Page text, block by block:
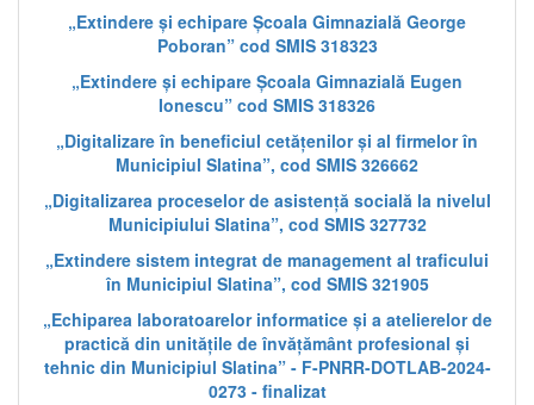
„Extindere și echipare Școala Gimnazială George
Poboran” cod SMIS 318323
„Extindere și echipare Școala Gimnazială Eugen
Ionescu” cod SMIS 318326
„Digitalizare în beneficiul cetățenilor și al firmelor în
Municipiul Slatina”, cod SMIS 326662
„Digitalizarea proceselor de asistență socială la nivelul
Municipiului Slatina”, cod SMIS 327732
„Extindere sistem integrat de management al traficului
în Municipiul Slatina”, cod SMIS 321905
„Echiparea laboratoarelor informatice și a atelierelor de
practică din unitățile de învățământ profesional și
tehnic din Municipiul Slatina” - F-PNRR-DOTLAB-2024-
0273 - finalizat